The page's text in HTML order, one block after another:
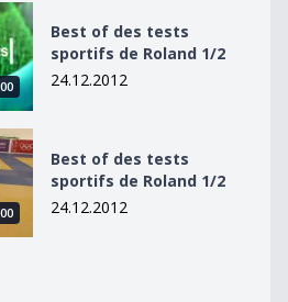
de Roland 1/2
Best of des tests
sportifs de Roland 1/2
24.12.2012
de Roland 1/2
Best of des tests
sportifs de Roland 1/2
24.12.2012